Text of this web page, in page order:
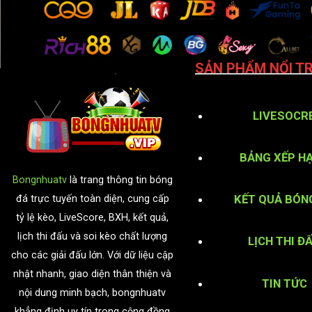
Bongnhuatvlà trang thông tin bóng
đá trực tuyến toàn diện, cung cấp
tỷ lệ kèo, LiveScore, BXH, kết quả,
lịch thi đấu và soi kèo chất lượng
cho các giải đấu lớn. Với dữ liệu cập
nhật nhanh, giao diện thân thiện và
nội dung minh bạch, bongnhuatv
SẢN PHẨM NỔI
BẢNG XẾP
KẾT QUẢ
LỊCH THI
TIN TỨC